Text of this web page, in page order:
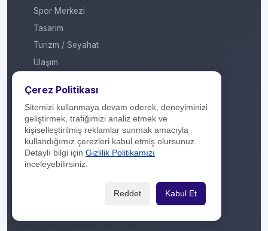
Spor Merkezi
Tasarım
Turizm / Seyahat
Ulaşım
Yapı Marketi
Yurt Dışı / Duty Free
Hakkımızda
İletişim
Çerez Politikası
Sitemizi kullanmaya devam ederek, deneyiminizi
geliştirmek, trafiğimizi analiz etmek ve
kişiselleştirilmiş reklamlar sunmak amacıyla
kullandığımız çerezleri kabul etmiş olursunuz.
Detaylı bilgi için Gizlilik Politikamızı
inceleyebilirsiniz.
Reddet Kabul Et